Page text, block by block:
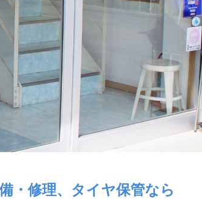
・修理、タイヤ保管なら